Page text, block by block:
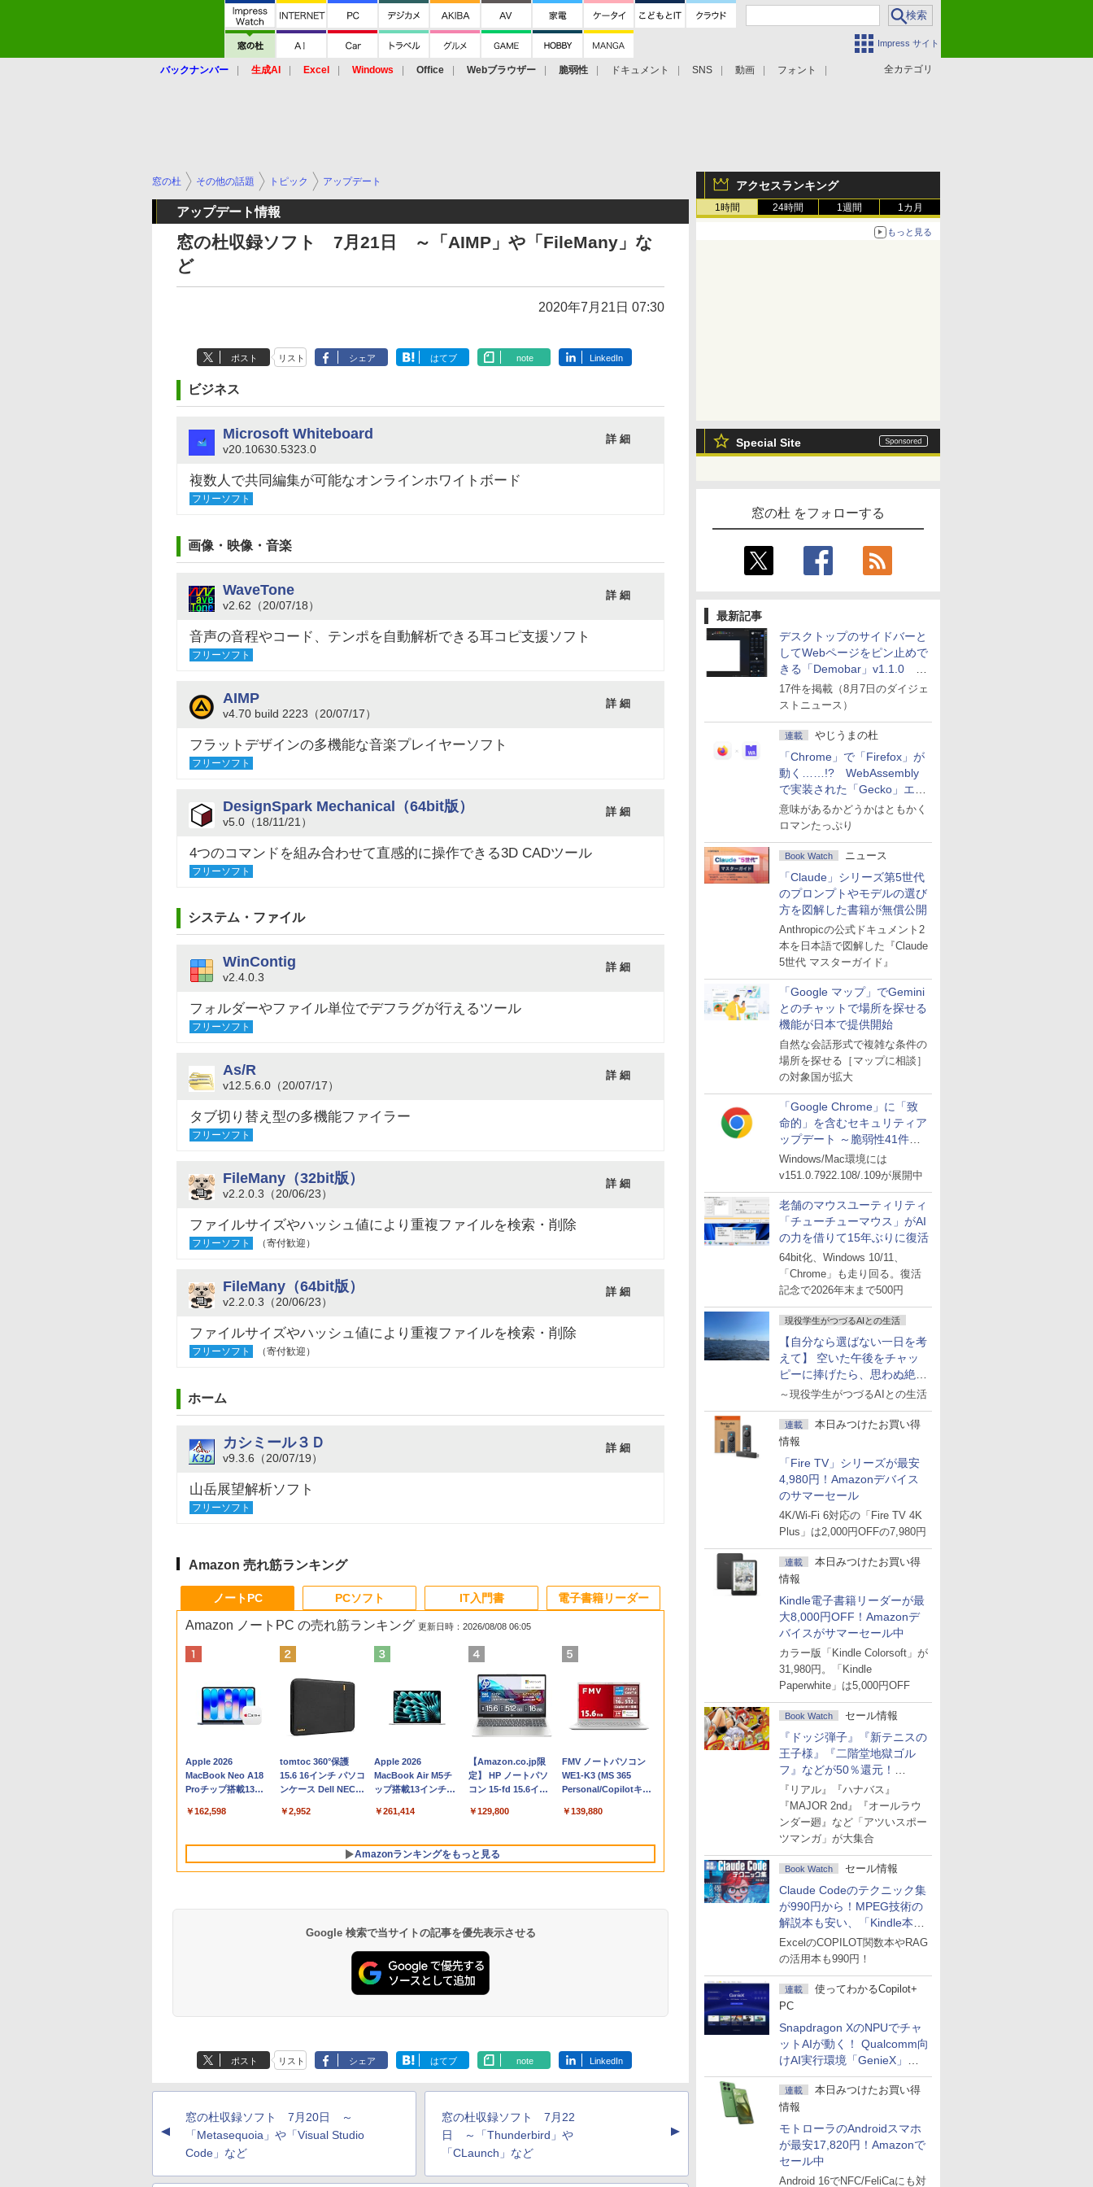
Impress サイト
全カテゴリ
バックナンバー 生成AI Excel Windows Office Webブラウザー 脆弱性 ドキュメント SNS 動画 フォント
アクセスランキング
1時間 24時間 1週間 1カ月
もっと見る
Special Site
窓の杜 をフォローする
最新記事
デスクトップのサイドバーと
してWebページをピン止めで
きる「Demobar」v1.1.0 ほ
か
17件を掲載（8月7日のダイジェ
ストニュース）
連載 やじうまの杜
「Chrome」で「Firefox」が
動く……!? WebAssembly
で実装された「Gecko」エン
ジン
意味があるかどうかはともかく
ロマンたっぷり
Book Watch ニュース
「Claude」シリーズ第5世代
のプロンプトやモデルの選び
方を図解した書籍が無償公開
Anthropicの公式ドキュメント2
本を日本語で図解した『Claude
5世代 マスターガイド』
「Google マップ」でGemini
とのチャットで場所を探せる
機能が日本で提供開始
自然な会話形式で複雑な条件の
場所を探せる［マップに相談］
の対象国が拡大
「Google Chrome」に「致
命的」を含むセキュリティア
ップデート ～脆弱性41件に
対処
Windows/Mac環境には
v151.0.7922.108/.109が展開中
老舗のマウスユーティリティ
「チューチューマウス」がAI
の力を借りて15年ぶりに復活
64bit化、Windows 10/11、
「Chrome」も走り回る。復活
記念で2026年末まで500円
現役学生がつづるAIとの生活
【自分なら選ばない一日を考
えて】 空いた午後をチャッ
ピーに捧げたら、思わぬ絶景
に出会った話
～現役学生がつづるAIとの生活
連載
本日みつけたお買い得
情報
「Fire TV」シリーズが最安
4,980円！Amazonデバイス
のサマーセール
4K/Wi-Fi 6対応の「Fire TV 4K
Plus」は2,000円OFFの7,980円
連載
本日みつけたお買い得
情報
Kindle電子書籍リーダーが最
大8,000円OFF！Amazonデ
バイスがサマーセール中
カラー版「Kindle Colorsoft」が
31,980円。「Kindle
Paperwhite」は5,000円OFF
Book Watch セール情報
『ドッジ弾子』『新テニスの
王子様』『二階堂地獄ゴル
フ』などが50％還元！
Amazonマンガ週末セール
『リアル』『ハナバス』
『MAJOR 2nd』『オールラウ
ンダー廻』など「アツいスポー
ツマンガ」が大集合
Book Watch セール情報
Claude Codeのテクニック集
が990円から！MPEG技術の
解説本も安い、「Kindle本サ
マーセール」第2弾開始！
ExcelのCOPILOT関数本やRAG
の活用本も990円！
連載
使ってわかるCopilot+
PC
Snapdragon XのNPUでチャ
ットAIが動く！ Qualcomm向
けAI実行環境「GenieX」を
試してみた
連載
本日みつけたお買い得
情報
モトローラのAndroidスマホ
が最安17,820円！Amazonで
セール中
Android 16でNFC/FeliCaにも対
窓の杜 その他の話題 トピック アップデート
アップデート情報
窓の杜収録ソフト 7月21日 ～「AIMP」や「FileMany」な
ど
2020年7月21日 07:30
ポスト リスト シェア はてブ note LinkedIn
ビジネス
Microsoft Whiteboard
v20.10630.5323.0
詳 細
複数人で共同編集が可能なオンラインホワイトボード
フリーソフト
画像・映像・音楽
WaveTone
v2.62（20/07/18）
詳 細
音声の音程やコード、テンポを自動解析できる耳コピ支援ソフト
フリーソフト
AIMP
v4.70 build 2223（20/07/17）
詳 細
フラットデザインの多機能な音楽プレイヤーソフト
フリーソフト
DesignSpark Mechanical（64bit版）
v5.0（18/11/21）
詳 細
4つのコマンドを組み合わせて直感的に操作できる3D CADツール
フリーソフト
システム・ファイル
WinContig
v2.4.0.3
詳 細
フォルダーやファイル単位でデフラグが行えるツール
フリーソフト
As/R
v12.5.6.0（20/07/17）
詳 細
タブ切り替え型の多機能ファイラー
フリーソフト
FileMany（32bit版）
v2.2.0.3（20/06/23）
詳 細
ファイルサイズやハッシュ値により重複ファイルを検索・削除
フリーソフト （寄付歓迎）
FileMany（64bit版）
v2.2.0.3（20/06/23）
詳 細
ファイルサイズやハッシュ値により重複ファイルを検索・削除
フリーソフト （寄付歓迎）
ホーム
カシミール３Ｄ
v9.3.6（20/07/19）
詳 細
山岳展望解析ソフト
フリーソフト
Amazon 売れ筋ランキング
ノートPC
Amazon ノートPC の売れ筋ランキング 更新日時：2026/08/08 06:05
Apple 2026
MacBook Neo A18
Proチップ搭載13イ
AIとApple
Retinaディスプレ
512GB SSD、1080p
￥162,598
tomtoc 360°保護
15.6 16インチ パソコ
ンケース Dell NEC
dynabook Lenovo
￥2,952
Apple 2026
MacBook Air M5チ
ップ搭載13インチノ
Apple Intelligence、
Retinaディスプレ
イ、16GBユニファイ
ドメモリ、1TB SSD
ド、Touch ID - シル
￥261,414
【Amazon.co.jp限
定】 HP ノートパソ
コン 15-fd 15.6イン
512GB SSD インテ
￥129,800
FMV ノートパソコン
WE1-K3 (MS 365
Personal/Copilotキー
型/Core i5/16GB/SSD
FMVWK3E15W_AZ
￥139,880
Amazonランキングをもっと見る
PCソフト
バーチャルアイテム
を含む】 【オンライ
ブロックス | オンラ
￥1,300
バーチャルアイテム
を含む】 【オンライ
ブロックス |オンライ
￥1,600
2024(最新 永続版)|オ
ンラインコード
10/mac対応|PC2台
￥39,582
定バーチャルアイテ
ムを含む】 【オンラ
ロブロックス | オン
￥3,200
フト): Java & Bedrock
Edition | オンラインコ
￥3,600
IT入門書
￥1,766
出す プロンプトの言
葉 AI画像生成シリー
Labo)
￥480
非エンジニア 初心者
素人 でも安心 使い方
もコンテンツ作成に
非エンジニアのため
のAIコーディング入
￥99
デザイン入門講座
［第2版］
￥1,292
ードウェア・市販ソフ
トウェアのパーフェク
レータ紹介
￥1,600
電子書籍リーダー
7インチディスプレ
イ、色調調節ライ
テリー、広告なし、
￥22,980
ない、大きな画面で
読みやすい、6週間持
チディスプレイ電子
ック、16GB、広告な
し
￥16,980
ション (32GB) 7イン
チディスプレイ、明
調節ライト、12週間
告なし、メタリック
￥27,980
トレージ、防水、7イ
ンチカラーディスプ
ト、最大8週間持続バ
し、ブラック (2025
年発売)
￥31,980
インチカラーディスプ
レイ、64GBストレー
明るさ自動調整、色調
ムペン付き、グラファ
イト
￥115,980
Google 検索で当サイトの記事を優先表示させる
ポスト リスト シェア はてブ note LinkedIn
▲
窓の杜収録ソフト 7月20日 ～
「Metasequoia」や「Visual Studio
Code」など
窓の杜収録ソフト 7月22
日 ～「Thunderbird」や
「CLaunch」など
▲